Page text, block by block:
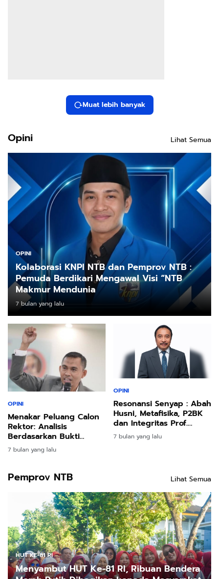
Muat lebih banyak
Opini Lihat Semua
OPINI
Kolaborasi KNPI NTB dan Pemprov NTB :
Pemuda Berdikari Mengawal Visi “NTB
Makmur Mendunia
7 bulan yang lalu
OPINI
Menakar Peluang Calon
Rektor: Analisis
Berdasarkan Bukti
Kepemimpinan dan
Dampak Nyata
7 bulan yang lalu
OPINI
Resonansi Senyap : Abah
Husni, Metafisika, P2BK
dan Integritas Prof.
Sukardi yang Mewujud
7 bulan yang lalu
Pemprov NTB Lihat Semua
HUT KE-81 RI
Menyambut HUT Ke-81 RI, Ribuan Bendera